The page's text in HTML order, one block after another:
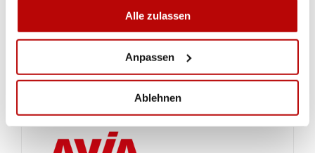
Alle zulassen
Anpassen
Ablehnen